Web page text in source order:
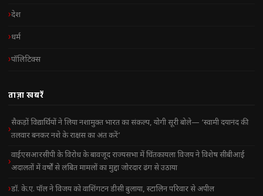
देश
धर्म
पॉलिटिक्स
ताज़ा खबरें
सैकड़ों विद्यार्थियों ने लिया नशामुक्त भारत का संकल्प, योगी सूरी बोले— ‘स्वामी दयानंद की
तलवार बनकर नशे के राक्षस का अंत करें’
वाईएसआरसीपी के विरोध के बावजूद राज्यसभा में चिंतकायला विजय ने विशेष सीबीआई
अदालतों में वर्षों से लंबित मामलों का मुद्दा जोरदार ढंग से उठाया
डॉ. के.ए. पॉल ने विजय को वाशिंगटन डीसी बुलाया, स्टालिन परिवार से अपील